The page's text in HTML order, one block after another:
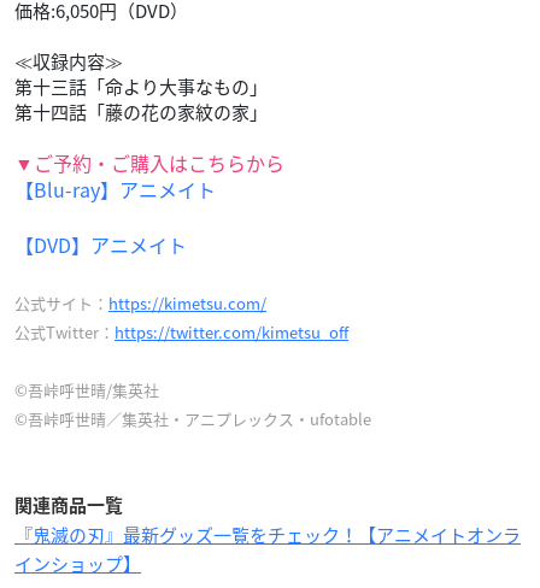
価格:6,050円（DVD）
≪収録内容≫
第十三話「命より大事なもの」
第十四話「藤の花の家紋の家」
▼ご予約・ご購入はこちらから
【Blu-ray】アニメイト
【DVD】アニメイト
公式サイト： https://kimetsu.com/
公式Twitter： https://twitter.com/kimetsu_off
©吾峠呼世晴/集英社
©吾峠呼世晴／集英社・アニプレックス・ufotable
関連商品一覧
『鬼滅の刃』最新グッズ一覧をチェック！【アニメイトオンラ
インショップ】